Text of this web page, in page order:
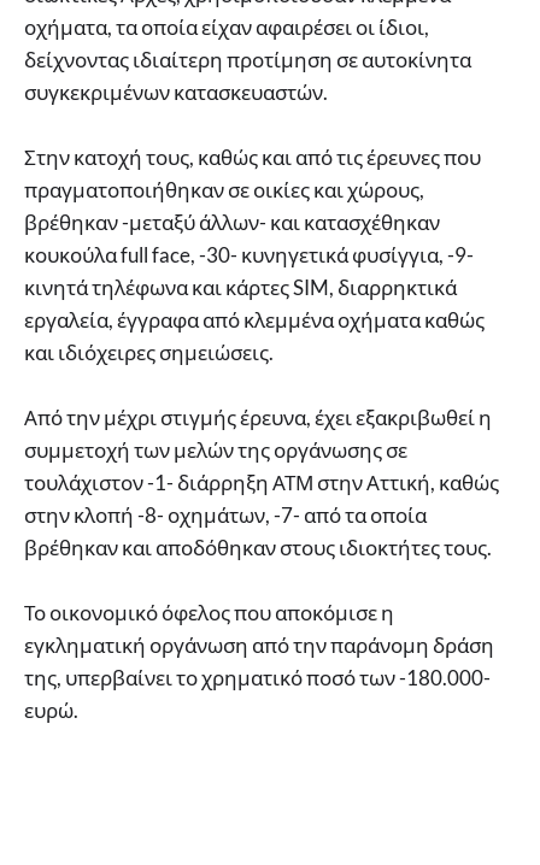
οχήματα, τα οποία είχαν αφαιρέσει οι ίδιοι,
δείχνοντας ιδιαίτερη προτίμηση σε αυτοκίνητα
συγκεκριμένων κατασκευαστών.
Στην κατοχή τους, καθώς και από τις έρευνες που
πραγματοποιήθηκαν σε οικίες και χώρους,
βρέθηκαν -μεταξύ άλλων- και κατασχέθηκαν
κουκούλα full face, -30- κυνηγετικά φυσίγγια, -9-
κινητά τηλέφωνα και κάρτες SIM, διαρρηκτικά
εργαλεία, έγγραφα από κλεμμένα οχήματα καθώς
και ιδιόχειρες σημειώσεις.
Από την μέχρι στιγμής έρευνα, έχει εξακριβωθεί η
συμμετοχή των μελών της οργάνωσης σε
τουλάχιστον -1- διάρρηξη ΑΤΜ στην Αττική, καθώς
στην κλοπή -8- οχημάτων, -7- από τα οποία
βρέθηκαν και αποδόθηκαν στους ιδιοκτήτες τους.
Το οικονομικό όφελος που αποκόμισε η
εγκληματική οργάνωση από την παράνομη δράση
της, υπερβαίνει το χρηματικό ποσό των -180.000-
ευρώ.